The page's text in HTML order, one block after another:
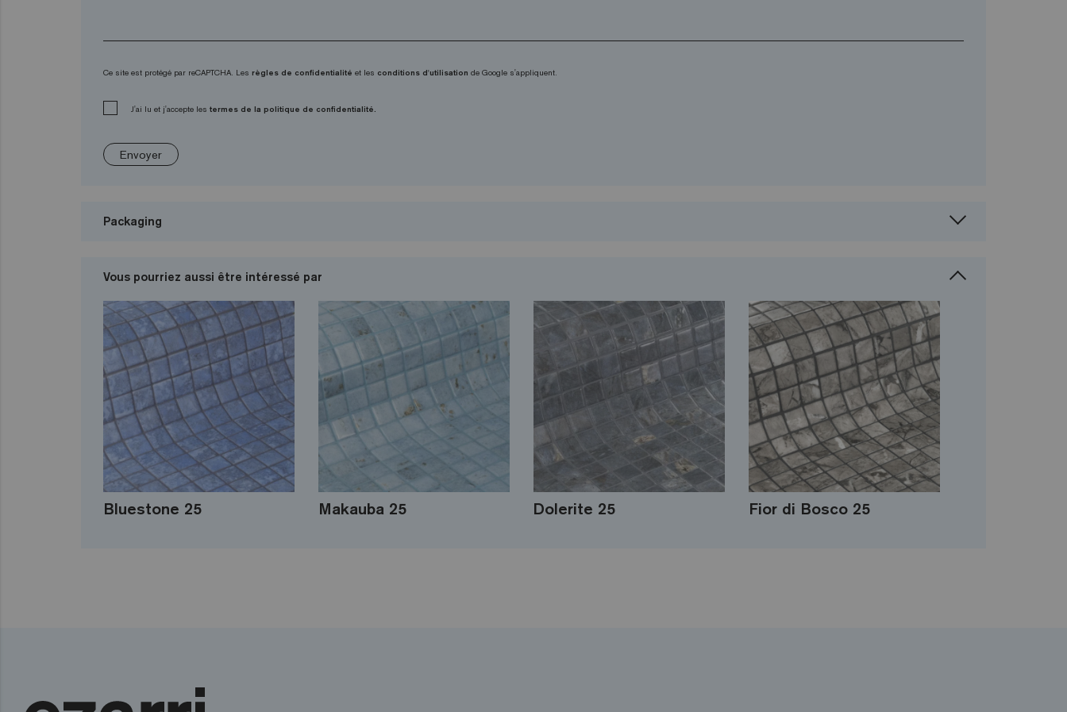
Ce site est protégé par reCAPTCHA. Les règles de confidentialité et les conditions d'utilisation de Google s'appliquent.
J'ai lu et j'accepte les termes de la politique de confidentialité.
Envoyer
Packaging
Vous pourriez aussi être intéressé par
Bluestone 25 Makauba 25 Dolerite 25 Fior di Bosco 25